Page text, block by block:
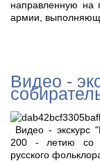
направленную на
армии,
Видео -
Видео - экскурс
200 - летию со
русского